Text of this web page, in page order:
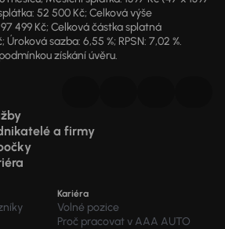
52 500 Kč; Celková výše
499 Kč; Celková částka splatná
Úroková sazba: 6,55 %; RPSN: 7,02 %.
získání úvěru.
a firmy
Kariéra
Volné pozice
Proč pracovat v AAA AUTO